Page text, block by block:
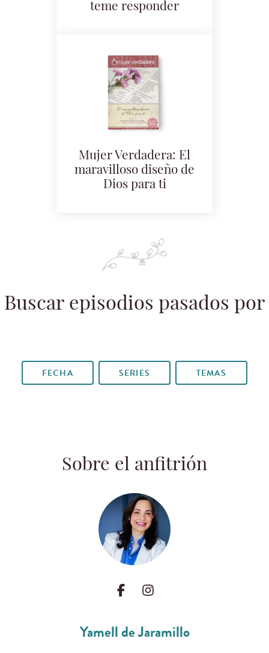
teme responder
Mujer Verdadera: El
maravilloso diseño de
Dios para ti
Buscar episodios pasados por
FECHA SERIES TEMAS
Sobre el anfitrión
Yamell de Jaramillo